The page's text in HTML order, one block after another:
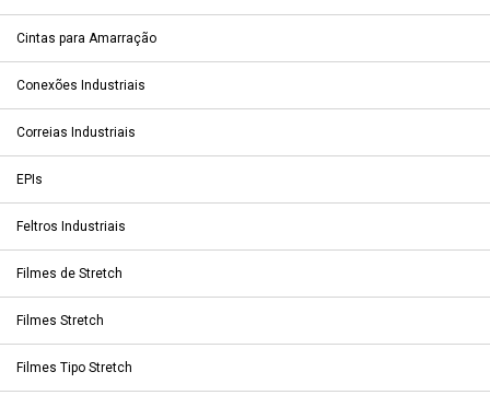
Cintas para Amarração
Conexões Industriais
Correias Industriais
EPIs
Feltros Industriais
Filmes de Stretch
Filmes Stretch
Filmes Tipo Stretch